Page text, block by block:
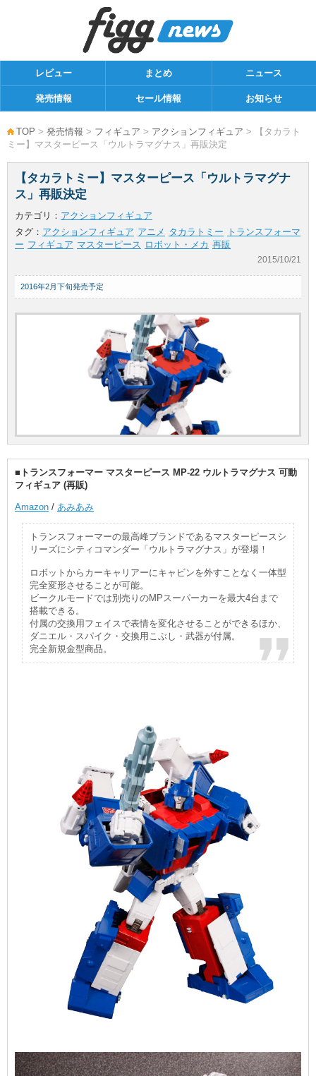
レビュー まとめ ニュース
発売情報 セール情報 お知らせ
TOP > 発売情報 > フィギュア > アクションフィギュア > 【タカラト
ミー】マスターピース「ウルトラマグナス」再販決定
【タカラトミー】マスターピース「ウルトラマグナ
ス」再販決定
カテゴリ： アクションフィギュア
タグ： アクションフィギュア アニメ タカラトミー
トランスフォーマ
ー フィギュア マスターピース ロボット・メカ 再販
2015/10/21
2016年2月下旬発売予定
■トランスフォーマー マスターピース MP-22 ウルトラマグナス 可動
フィギュア (再販)
Amazon / あみあみ
トランスフォーマーの最高峰ブランドであるマスターピースシ
リーズにシティコマンダー「ウルトラマグナス」が登場！
ロボットからカーキャリアーにキャビンを外すことなく一体型
完全変形させることが可能。
ビークルモードでは別売りのMPスーパーカーを最大4台まで
搭載できる。
付属の交換用フェイスで表情を変化させることができるほか、
ダニエル・スパイク・交換用こぶし・武器が付属。
完全新規金型商品。